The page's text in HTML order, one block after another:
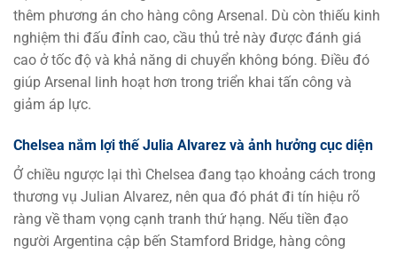
thêm phương án cho hàng công Arsenal. Dù còn thiếu kinh
nghiệm thi đấu đỉnh cao, cầu thủ trẻ này được đánh giá
cao ở tốc độ và khả năng di chuyển không bóng. Điều đó
giúp Arsenal linh hoạt hơn trong triển khai tấn công và
giảm áp lực.
Chelsea nắm lợi thế Julia Alvarez và ảnh hưởng cục diện
Ở chiều ngược lại thì Chelsea đang tạo khoảng cách trong
thương vụ Julian Alvarez, nên qua đó phát đi tín hiệu rõ
ràng về tham vọng cạnh tranh thứ hạng. Nếu tiền đạo
người Argentina cập bến Stamford Bridge, hàng công